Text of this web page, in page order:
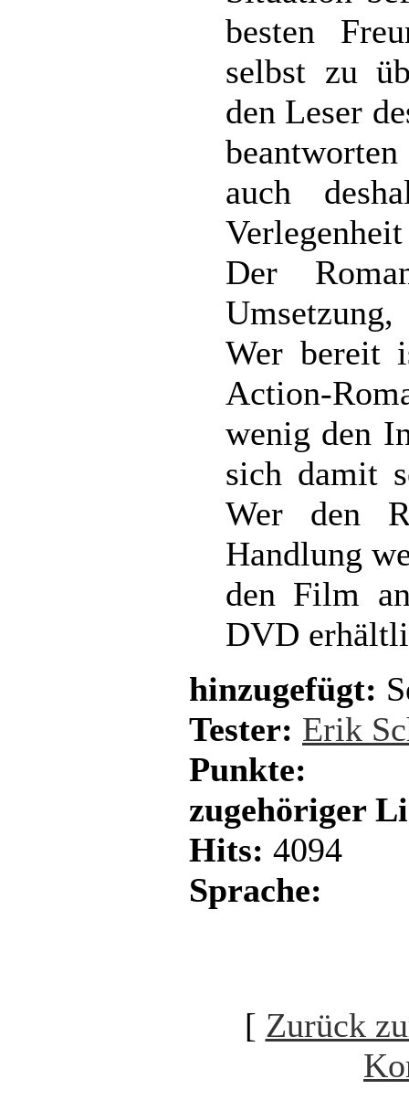
besten
selbst zu
den Leser
auch
Der
Wer bereit
Action-
wenig den
sich damit
Wer den
Handlung
den Film
DVD
hinzugefügt:
Tester: Erik
Punkte:
zugehöriger
Hits: 4094
Sprache:
[ Zurück